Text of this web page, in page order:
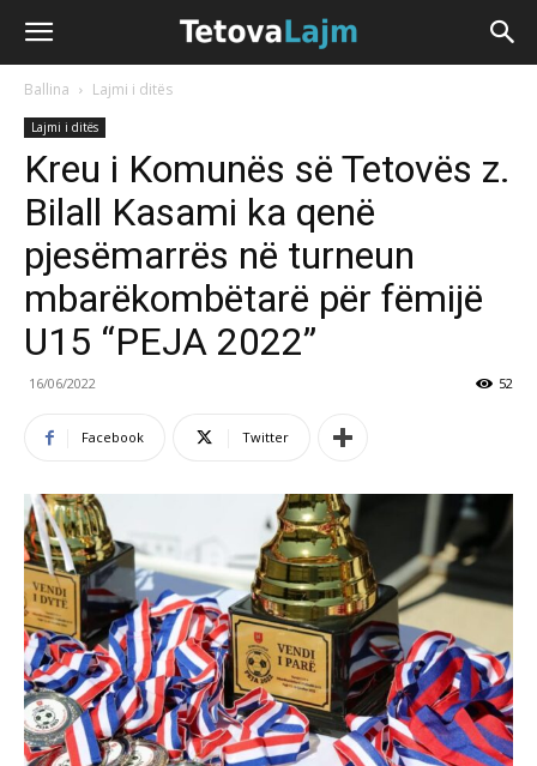
Ballina Lajmi i ditës
Lajmi i ditës
Kreu i Komunës së Tetovës z.
Bilall Kasami ka qenë
pjesëmarrës në turneun
mbarëkombëtarë për fëmijë
U15 “PEJA 2022”
16/06/2022 52
Facebook Twitter